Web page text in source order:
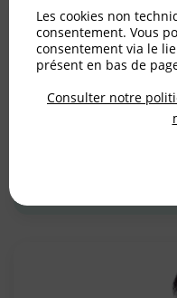
La pratique
Faire
Les cookies non
consentement. Vous
consentement via le
présent en bas de
Consulter notre